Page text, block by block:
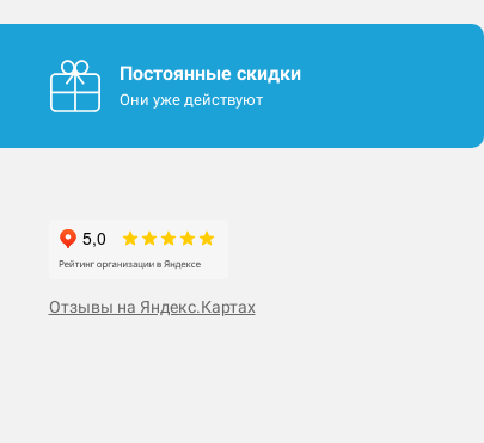
Постоянные скидки
Они уже действуют
Отзывы на Яндекс.Картах